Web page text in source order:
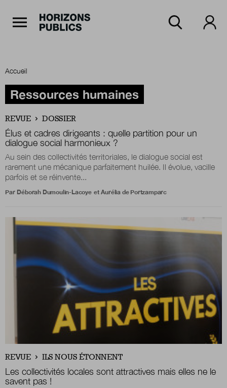
Accueil
Rubriques
Thèmes
Boutique
Qui sommes-nous ?
Nous contacter
Newsletter
Accueil
Ressources humaines
REVUE DOSSIER
Élus et cadres dirigeants : quelle partition pour un
dialogue social harmonieux ?
Au sein des collectivités territoriales, le dialogue social est
rarement une mécanique parfaitement huilée. Il évolue, vacille
parfois et se réinvente...
Par Déborah Dumoulin-Lacoye et Aurélia de Portzamparc
REVUE ILS NOUS ÉTONNENT
Les collectivités locales sont attractives mais elles ne le
savent pas !